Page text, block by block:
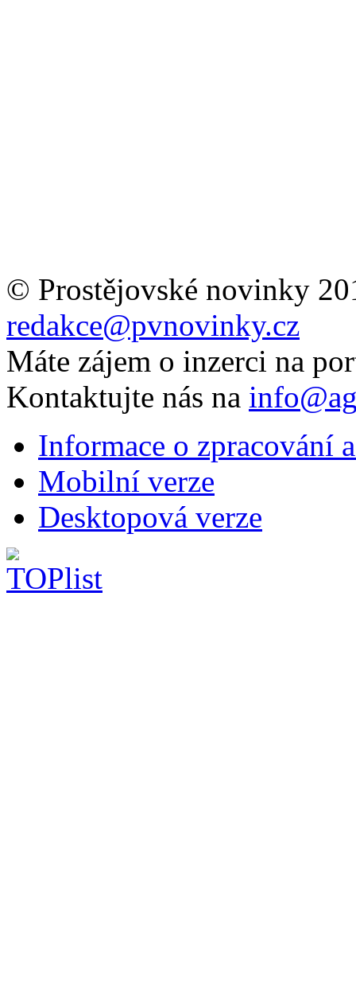
© Prostějovské novinky
redakce@pvnovinky.cz
Máte zájem o inzerci na
Kontaktujte nás na
Informace o zpracování
Mobilní verze
Desktopová verze